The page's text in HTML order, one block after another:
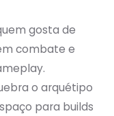
gosta de
combate e
o arquétipo
para builds